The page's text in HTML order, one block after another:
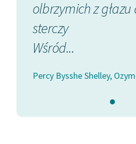
olbrzymich z
sterczy
Wśród...
Percy Bysshe Shelley,